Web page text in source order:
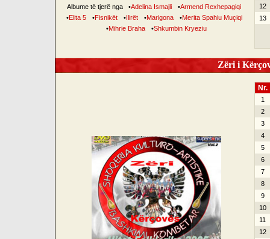
Albume të tjerë nga •Adelina Ismajli •Armend Rexhepagiqi
•Elita 5 •Fisnikët •Ilirët •Marigona •Merita Spahiu Muçiqi
•Mihrie Braha •Shkumbin Kryeziu
12
13
Zëri i
Nr.
1
2
3
4
5
6
7
8
9
10
11
12